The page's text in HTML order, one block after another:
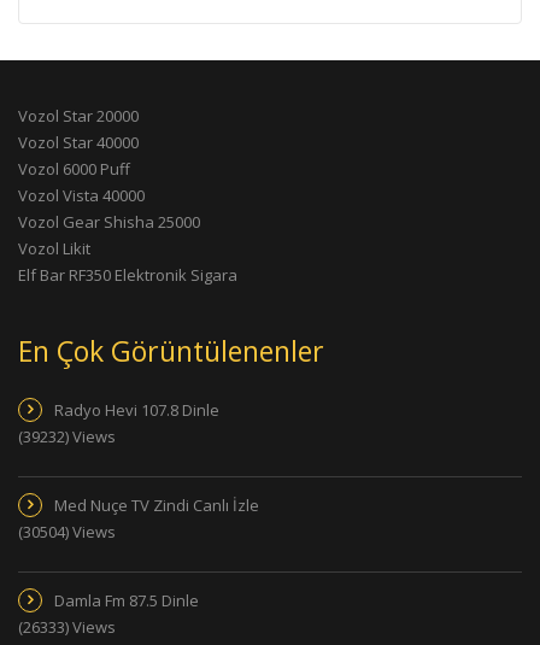
Vozol Star 20000
Vozol Star 40000
Vozol 6000 Puff
Vozol Vista 40000
Vozol Gear Shisha 25000
Vozol Likit
Elf Bar RF350 Elektronik Sigara
En Çok Görüntülenenler
Radyo Hevi 107.8 Dinle
(39232) Views
Med Nuçe TV Zindi Canlı İzle
(30504) Views
Damla Fm 87.5 Dinle
(26333) Views